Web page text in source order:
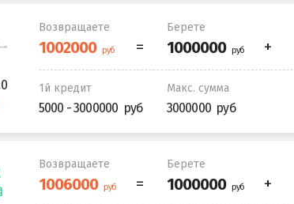
Возвращаете Берете
1й кредит
5000 - 3000000
Макс. сумма
3000000
Возвращаете Берете